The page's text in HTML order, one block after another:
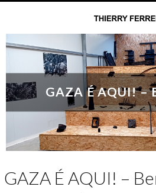
GAZA É AQUI! –
GAZA É AQUI! –